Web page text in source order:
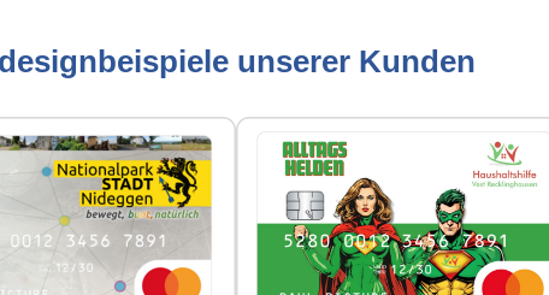
unserer Kunden